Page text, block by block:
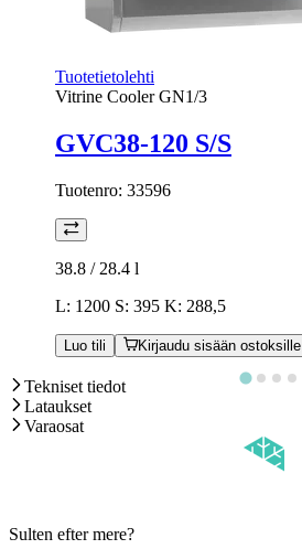
Tuotetietolehti
Vitrine Cooler GN1/3
GVC38-120 S/S
Tuotenro: 33596
38.8 / 28.4 l
L: 1200 S: 395 K: 288,5
Luo tili Kirjaudu sisään ostoksille
Tekniset tiedot
Lataukset
Varaosat
Sulten efter mere?